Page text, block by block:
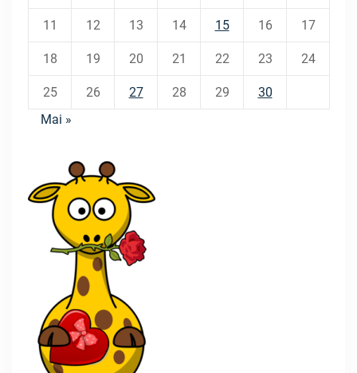
11 12 13 14 15 16 17
18 19 20 21 22 23 24
25 26 27 28 29
30
Mai »